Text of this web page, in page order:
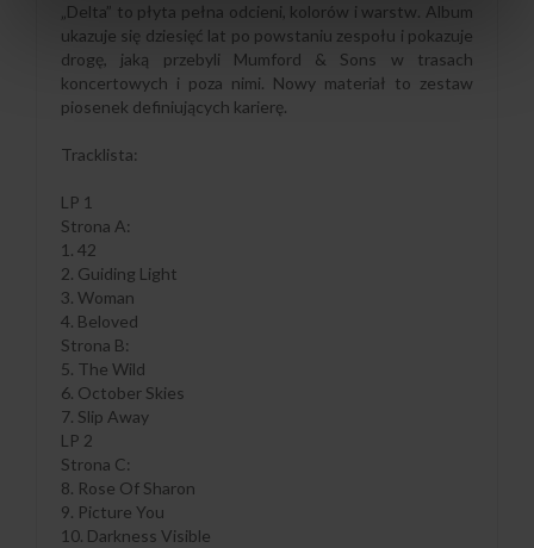
„Delta” to płyta pełna odcieni, kolorów i warstw. Album
ukazuje się dziesięć lat po powstaniu zespołu i pokazuje
drogę, jaką przebyli Mumford & Sons w trasach
koncertowych i poza nimi. Nowy materiał to zestaw
piosenek definiujących karierę.
Tracklista:
LP 1
Strona A:
1. 42
2. Guiding Light
3. Woman
4. Beloved
Strona B:
5. The Wild
6. October Skies
7. Slip Away
LP 2
Strona C:
8. Rose Of Sharon
9. Picture You
10. Darkness Visible